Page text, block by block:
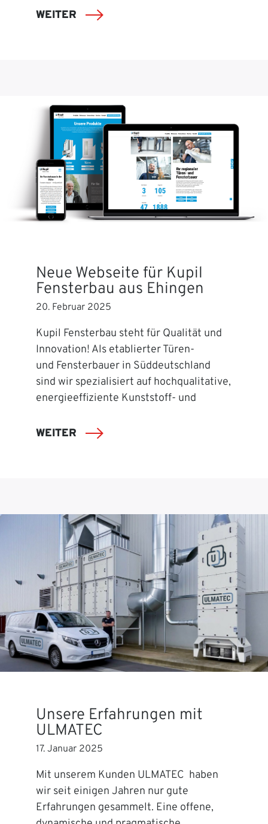
WEITER
Neue Webseite für Kupil
Fensterbau aus Ehingen
20. Februar 2025
Kupil Fensterbau steht für Qualität und
Innovation! Als etablierter Türen-
und Fensterbauer in Süddeutschland
sind wir spezialisiert auf hochqualitative,
energieeffiziente Kunststoff- und
WEITER
Unsere Erfahrungen mit
ULMATEC
17. Januar 2025
Mit unserem Kunden ULMATEC haben
wir seit einigen Jahren nur gute
Erfahrungen gesammelt. Eine offene,